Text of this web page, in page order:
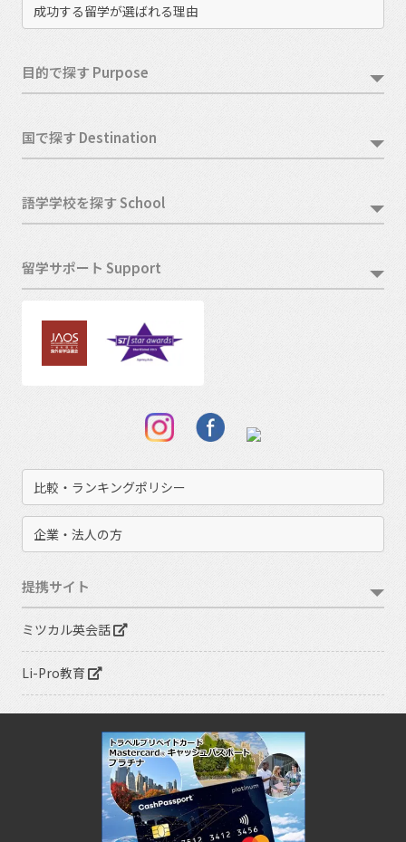
成功する留学が選ばれる理由
目的で探す Purpose
国で探す Destination
語学学校を探す School
留学サポート Support
比較・ランキングポリシー
企業・法人の方
提携サイト
ミツカル英会話
Li-Pro教育